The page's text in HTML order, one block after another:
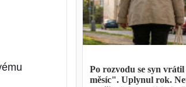
Po rozvodu se syn
měsíc". Uplynul rok.